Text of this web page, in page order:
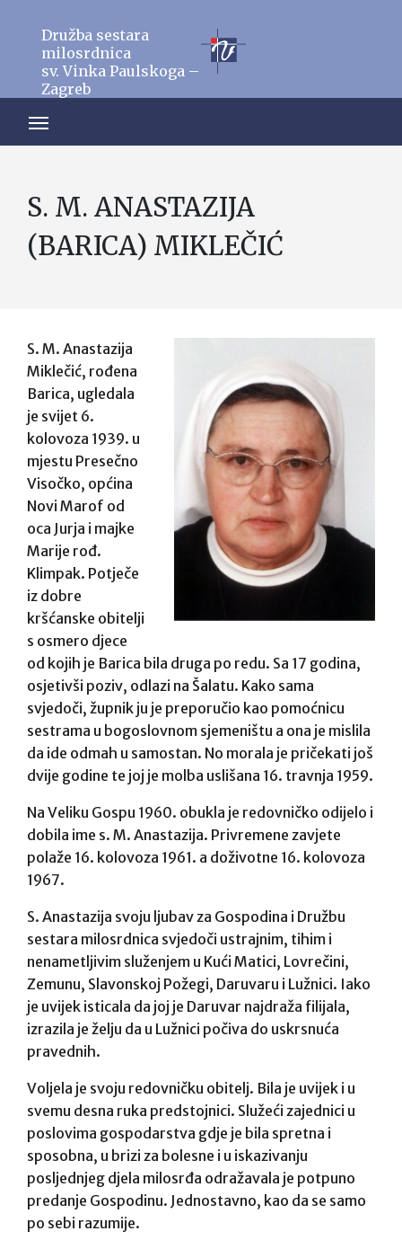
Družba sestara
milosrdnica
sv. Vinka Paulskoga –
Zagreb
S. M. ANASTAZIJA
(BARICA) MIKLEČIĆ
S. M. Anastazija
Miklečić, rođena
Barica, ugledala
je svijet 6.
kolovoza 1939. u
mjestu Presečno
Visočko, općina
Novi Marof od
oca Jurja i majke
Marije rođ.
Klimpak. Potječe
iz dobre
kršćanske obitelji
s osmero djece
od kojih je Barica bila druga po redu. Sa 17 godina,
osjetivši poziv, odlazi na Šalatu. Kako sama
svjedoči, župnik ju je preporučio kao pomoćnicu
sestrama u bogoslovnom sjemeništu a ona je mislila
da ide odmah u samostan. No morala je pričekati još
dvije godine te joj je molba uslišana 16. travnja 1959.
Na Veliku Gospu 1960. obukla je redovničko odijelo i
dobila ime s. M. Anastazija. Privremene zavjete
polaže 16. kolovoza 1961. a doživotne 16. kolovoza
1967.
S. Anastazija svoju ljubav za Gospodina i Družbu
sestara milosrdnica svjedoči ustrajnim, tihim i
nenametljivim služenjem u Kući Matici, Lovrečini,
Zemunu, Slavonskoj Požegi, Daruvaru i Lužnici. Iako
je uvijek isticala da joj je Daruvar najdraža filijala,
izrazila je želju da u Lužnici počiva do uskrsnuća
pravednih.
Voljela je svoju redovničku obitelj. Bila je uvijek i u
svemu desna ruka predstojnici. Služeći zajednici u
poslovima gospodarstva gdje je bila spretna i
sposobna, u brizi za bolesne i u iskazivanju
posljednjeg djela milosrđa odražavala je potpuno
predanje Gospodinu. Jednostavno, kao da se samo
po sebi razumije.